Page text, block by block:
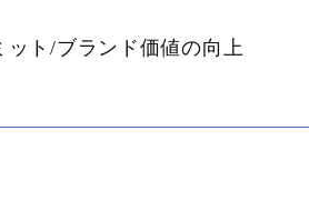
ト/ブランド価値の向上